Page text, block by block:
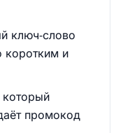
ключ‑слово
коротким и
который
промокод